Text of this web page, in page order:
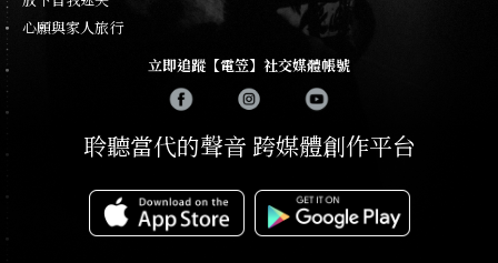
心願與家人旅行
立即追蹤【電笠】社交媒體帳號
聆聽當代的聲音 跨媒體創作平台